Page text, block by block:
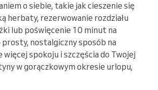
o siebie, takie jak cieszenie się
herbaty, rezerwowanie rozdziału
lub poświęcenie 10 minut na
prosty, nostalgiczny sposób na
więcej spokoju i szczęścia do Twojej
w gorączkowym okresie urlopu,